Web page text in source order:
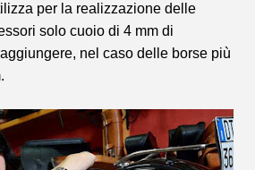
per la realizzazione delle
solo cuoio di 4 mm di
nel caso delle borse più